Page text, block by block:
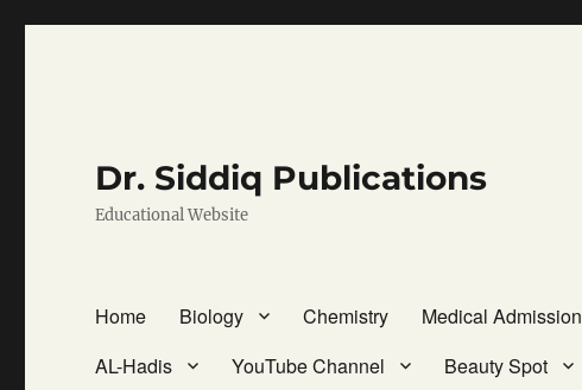
Dr. Siddiq Publications
Educational Website
Home Biology Chemistry Medical Admission
AL-Hadis
YouTube Channel Beauty Spot